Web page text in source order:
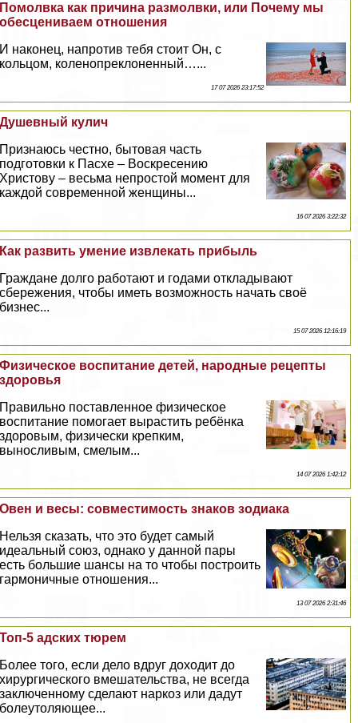
Помолвка как причина размолвки, или Почему мы
обесцениваем отношения
И наконец, напротив тебя стоит Он, с
кольцом, коленопреклоненный…...
17 07 2026 23:17:52
Душевный кулич
Признаюсь честно, бытовая часть
подготовки к Пасхе – Воскресению
Христову – весьма непростой момент для
каждой современной женщины...
16 07 2026 3:22:32
Как развить умение извлекать прибыль
Граждане долго работают и годами откладывают
сбережения, чтобы иметь возможность начать своё
бизнес...
15 07 2026 12:16:19
Физическое воспитание детей, народные рецепты
здоровья
Правильно поставленное физическое
воспитание помогает вырастить ребёнка
здоровым, физически крепким,
выносливым, смелым...
14 07 2026 1:42:12
Овен и весы: совместимость знаков зодиака
Нельзя сказать, что это будет самый
идеальный союз, однако у данной пары
есть большие шансы на то чтобы построить
гармоничные отношения...
13 07 2026 2:31:46
Топ-5 адских тюрем
Более того, если дело вдруг доходит до
хирургического вмешательства, не всегда
заключенному сделают наркоз или дадут
болеутоляющее...